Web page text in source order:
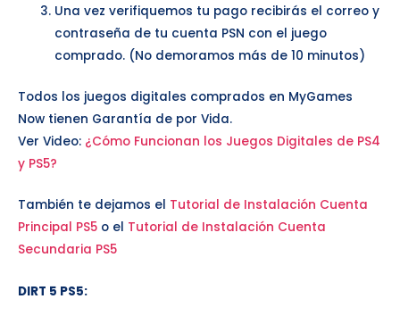
Una vez verifiquemos tu pago recibirás el correo y
contraseña de tu cuenta PSN con el juego
comprado. (No demoramos más de 10 minutos)
Todos los juegos digitales comprados en MyGames
Now tienen Garantía de por Vida.
Ver Video: ¿Cómo Funcionan los Juegos Digitales de PS4
y PS5?
También te dejamos el Tutorial de Instalación Cuenta
Principal PS5 o el Tutorial de Instalación Cuenta
Secundaria PS5
DIRT 5 PS5: